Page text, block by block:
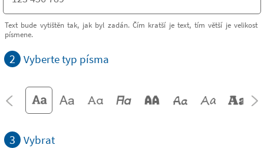
Text bude vytištěn tak, jak byl zadán. Čím kratší je text, tím větší je velikost
písmene.
2 Vyberte typ písma
3 Vybrat